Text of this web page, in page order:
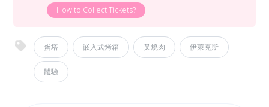
How to Collect Tickets?
蛋塔 嵌入式烤箱 叉燒肉 伊萊克斯
體驗